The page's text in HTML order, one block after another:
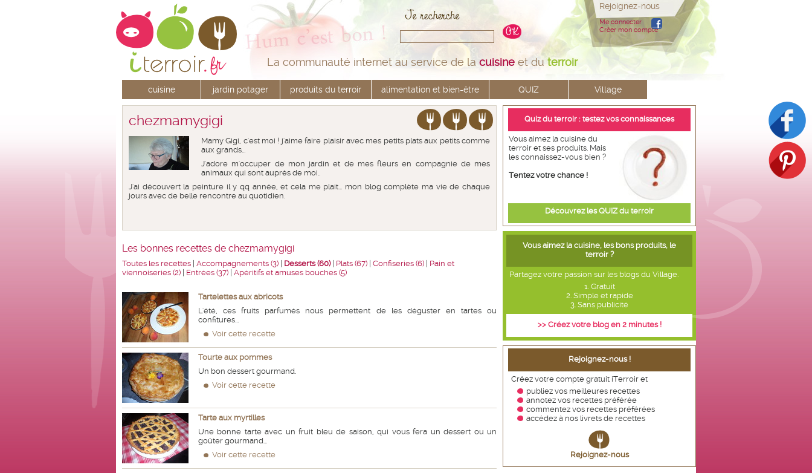
La communauté internet au service de la cuisine et duterroir
Rejoignez-nous
Me connecter
Créer mon compte
cuisine jardin potager produits du terroir alimentation et bien-être QUIZ Village
chezmamygigi
Mamy Gigi, c'est moi ! j'aime faire plaisir avec mes petits plats aux petits comme
aux grands...
J'adore m'occuper de mon jardin et de mes fleurs en compagnie de mes
animaux qui sont auprès de moi..
J'ai découvert la peinture il y qq année, et cela me plait... mon blog complète ma vie de chaque
jours avec de belle rencontre au quotidien.
Les bonnes recettes de chezmamygigi
Toutes les recettes Accompagnements (3) Desserts (60)| Plats (67) Confiseries (6)
Pain et
viennoiseries (2)
Entrées (37) Apéritifs et amuses bouches (5)
Tartelettes aux abricots
L'été, ces fruits parfumés nous permettent de les déguster en tartes ou
confitures...
Voir cette recette
Tourte aux pommes
Un bon dessert gourmand.
Voir cette recette
Tarte aux myrtilles
Une bonne tarte avec un fruit bleu de saison, qui vous fera un dessert ou un
goûter gourmand...
Voir cette recette
Quiz du terroir : testez vos connaissances
Vous aimez la cuisine du
terroir et ses produits. Mais
les connaissez-vous bien ?
Tentez votre chance !
Découvrez les QUIZ du terroir
Vous aimez la cuisine, les bons produits, le
terroir ?
Partagez votre passion sur les blogs du Village.
1. Gratuit
2. Simple et rapide
3. Sans publicité
>> Créez votre blog en 2 minutes !
Rejoignez-nous !
Créez votre compte gratuit iTerroir et
publiez vos meilleures recettes
annotez vos recettes préférée
commentez vos recettes préférées
accédez à nos livrets de recettes
Rejoignez-nous